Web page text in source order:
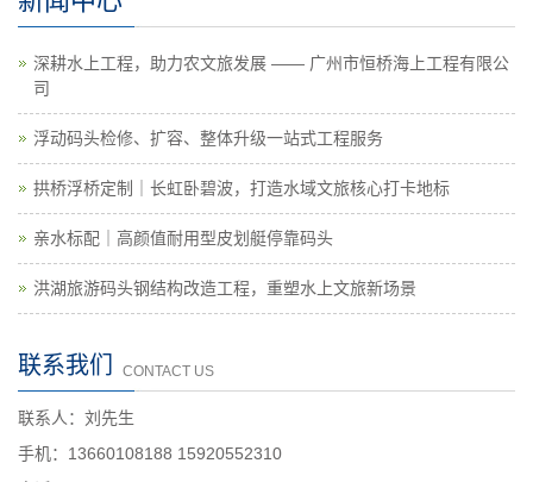
深耕水上工程，助力农文旅发展 —— 广州市恒桥海上工程有限公
司
浮动码头检修、扩容、整体升级一站式工程服务
拱桥浮桥定制｜长虹卧碧波，打造水域文旅核心打卡地标
亲水标配｜高颜值耐用型皮划艇停靠码头
洪湖旅游码头钢结构改造工程，重塑水上文旅新场景
联系我们 CONTACT US
联系人：刘先生
手机：13660108188 15920552310